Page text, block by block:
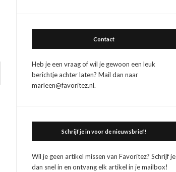
Contact
Heb je een vraag of wil je gewoon een leuk
berichtje achter laten? Mail dan naar
marleen@favoritez.nl.
Schrijf je in voor de nieuwsbrief!
Wil je geen artikel missen van Favoritez? Schrijf je
dan snel in en ontvang elk artikel in je mailbox!